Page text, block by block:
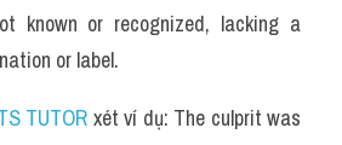
known or recognized, lacking a
or label.
TUTOR xét ví dụ: The culprit was